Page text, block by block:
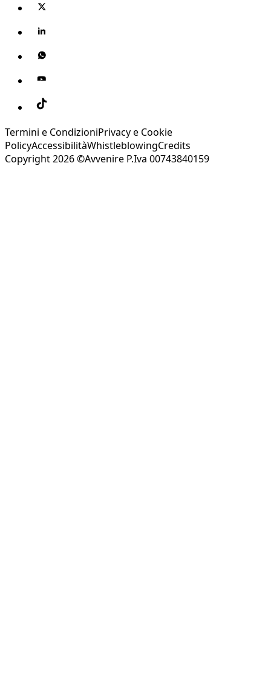
Termini e CondizioniPrivacy e Cookie
PolicyAccessibilitàWhistleblowingCredits
Copyright 2026 ©Avvenire P.Iva 00743840159